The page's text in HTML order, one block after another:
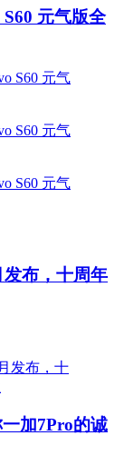
元气版全
发布，十周年
加7Pro的诚